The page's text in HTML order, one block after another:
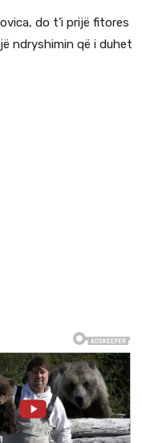
do t’i prijë fitores
ndryshimin që i duhet